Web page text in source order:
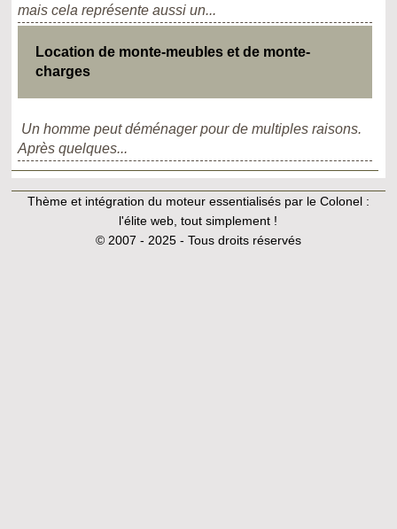
mais cela représente aussi un...
Location de monte-meubles et de monte-
charges
Un homme peut déménager pour de multiples raisons.
Après quelques...
Thème et intégration du moteur essentialisés par le Colonel :
l'élite web, tout simplement !
© 2007 - 2025 - Tous droits réservés